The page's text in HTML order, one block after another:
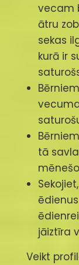
vecam
ātru
sekas
kurā ir
tā
jāiztīra
Veikt